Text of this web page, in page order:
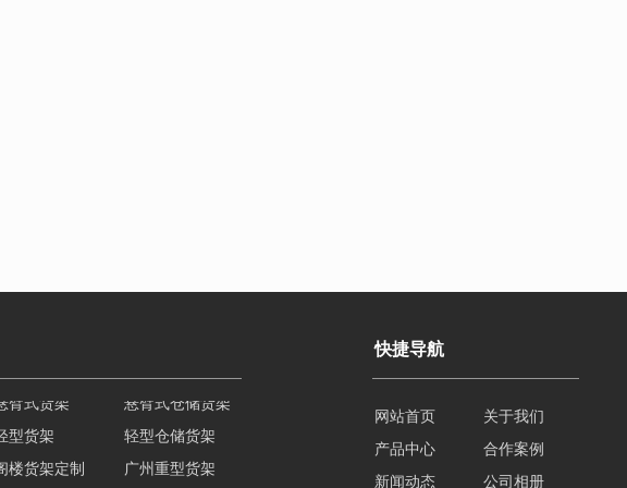
轻型货架
轻型仓储货架
阁楼货架定制
广州重型货架
仓储货架品牌 阁楼式仓库货架
快捷导航
网站首页
关于我们
产品中心
合作案例
新闻动态
公司相册